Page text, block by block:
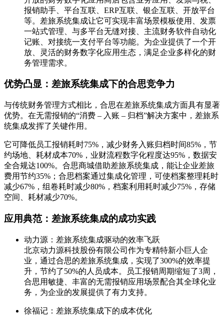
报销助手、平台互联、ERP互联、银企互联、开放平台
等。差旅系统集成让它可实现丰富场景模板使用、发票
一站式管理、与多平台无缝对接、主流财务软件自动化
记账、对接统一支付平台等功能。为企业提供了一个开
放、灵活的财务数字化应用生态，满足企业多样化的财
务管理需求。
优势凸显：差旅系统集成下的合思竞争力
与传统财务管理方式相比，合思在差旅系统集成方面具有显著
优势。在无需报销的“消费 – 入账 – 归档”解决方案中，差旅系
统集成发挥了关键作用。
它可降低员工报销耗时75%，减少财务入账归档时间85%，节
约场地、耗材成本70%，业财流程数字化程度达95%，数据安
全合规达100%。合思商城借助差旅系统集成，能让企业差旅
费用节约35%；合思档案通过集成化管理，可使档案整理耗时
减少67%，组卷耗时减少80%，档案利用耗时减少75%，存储
空间、耗材减少70%。
应用典范：差旅系统集成的成功实践
动力源：差旅系统集成驱动的效率飞跃
北京动力源科技股份有限公司作为专精特新小巨人企
业，通过合思的差旅系统集成，实现了300%的效率提
升，节约了50%的人员成本。员工报销周期缩短了3周，
合思用敏捷、丰富的无需报销应用场景配合其全球化业
务，为企业的发展提供了有力支持。
徐福记：差旅系统集成下的成本优化